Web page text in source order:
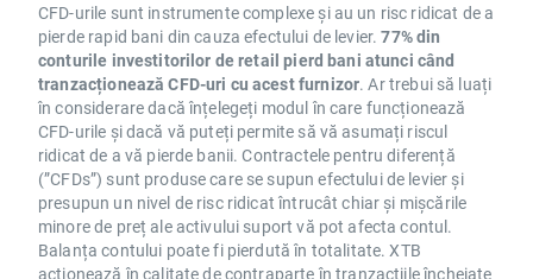
CFD-urile sunt instrumente complexe și au un risc ridicat de a
pierde rapid bani din cauza efectului de levier.77% din
conturile investitorilor de retail pierd bani atunci când
tranzacționează CFD-uri cu acest furnizor. Ar trebui să luați
în considerare dacă înțelegeți modul în care funcționează
CFD-urile și dacă vă puteți permite să vă asumați riscul
ridicat de a vă pierde banii. Contractele pentru diferență
(”CFDs”) sunt produse care se supun efectului de levier și
presupun un nivel de risc ridicat întrucât chiar și mișcările
minore de preț ale activului suport vă pot afecta contul.
Balanța contului poate fi pierdută în totalitate. XTB
acţionează în calitate de contraparte în tranzacţiile încheiate